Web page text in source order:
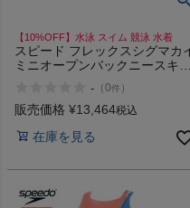
【10%OFF】水泳 スイム 競泳 水着
スピード フレックスシグマカ
ミニオープンバックニースキン
Openback Kneeskin
- （0件 ）
販売価格 ¥13,464税込
在庫を見る